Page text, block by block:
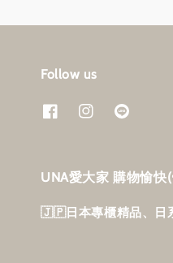
Follow us
UNA愛大家 購物愉
🇯🇵日本專櫃精品、日